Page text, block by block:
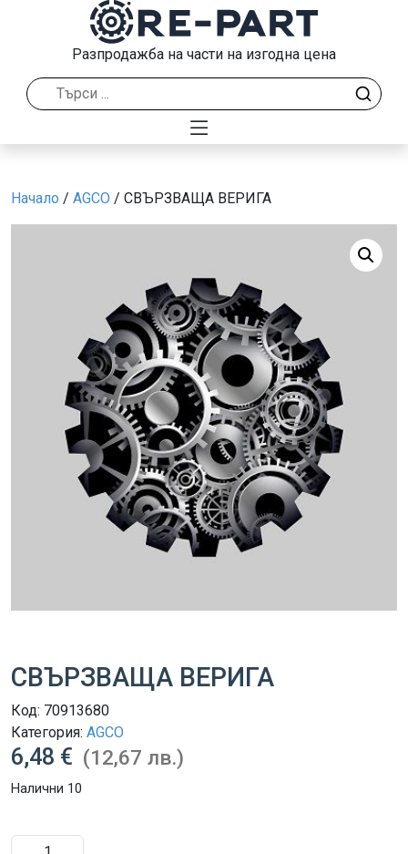
Разпродажба на части на изгодна цена
Начало / AGCO / СВЪРЗВАЩА ВЕРИГА
СВЪРЗВАЩА ВЕРИГА
Код: 70913680
Категория: AGCO
6,48 € (12,67 лв.)
Налични 10
количество